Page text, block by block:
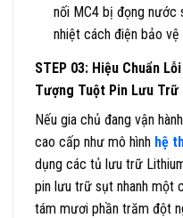
nối MC4 bị đọng nước
nhiệt cách điện bảo vệ
STEP 03: Hiệu Chuẩn
Tượng Tuột Pin Lưu Trữ
Nếu gia chủ đang vận
cao cấp như mô hình hệ
dụng các tủ lưu trữ
pin lưu trữ sụt nhanh một
tám mươi phần trăm đột